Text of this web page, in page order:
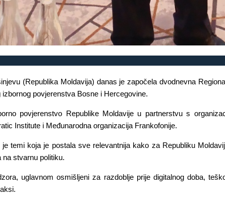
(Republika Moldavija) danas je započela dvodnevna
povjerenstva Bosne i Hercegovine.
povjerenstvo Republike Moldavije u partnerstvu s
Institute i Međunarodna organizacija Frankofonije.
temi koja je postala sve relevantnija kako za Republiku
na stvarnu politiku.
uglavnom osmišljeni za razdoblje prije digitalnog doba,